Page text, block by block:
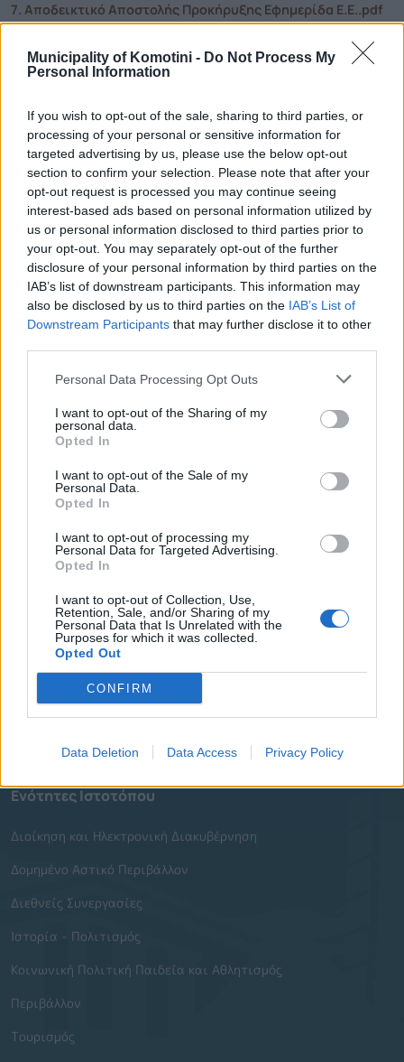
Municipality of Komotini - Do Not Process My
Personal Information
If you wish to opt-out of the sale, sharing to third parties, or
processing of your personal or sensitive information for
targeted advertising by us, please use the below opt-out
section to confirm your selection. Please note that after your
opt-out request is processed you may continue seeing
interest-based ads based on personal information utilized by
us or personal information disclosed to third parties prior to
your opt-out. You may separately opt-out of the further
disclosure of your personal information by third parties on the
IAB’s list of downstream participants. This information may
also be disclosed by us to third parties on the IAB’s List of
Downstream Participants that may further disclose it to other
Personal Data Processing Opt Outs
I want to opt-out of the Sharing of my
personal data.
Opted In
I want to opt-out of the Sale of my
Personal Data.
Opted In
I want to opt-out of processing my
Personal Data for Targeted Advertising.
Opted In
I want to opt-out of Collection, Use,
Retention, Sale, and/or Sharing of my
Personal Data that Is Unrelated with the
Purposes for which it was collected.
Opted Out
CONFIRM
Data Deletion Data Access Privacy Policy
7. Αποδεικτικό Αποστολής Προκήρυξης Εφημερίδα Ε.Ε..pdf
8. Προκήρυξη Δημοσιευμένη Εφημερίδα TED Ε.Ε..pdf
9. Περίληψη Διακήρυξης.pdf
Τηλεφωνικό Κέντρο
Τηλεφωνικό Κέντρο
25313-52400
FAX Δήμου
25310-22756
Γραφείο Δημάρχου
25310-82177
Κ.Ε.Π.
25310-83300
Κ.Α.Π.Η.
25310-22797
Νοσοκομείο
25310-22222
Αστυνομικό Τμήμα
25310-22100
Κ.Τ.Ε.Λ.
25310-22912
Ο.Σ.Ε.
25310-22650
Αρχ. Μουσείο
25310-22411
Γρήγορη Πλοήγηση
Ο Δήμαρχος
Αντιδήμαρχοι
Δημοτικό Συμβούλιο
Συλλογικά Όργανα Δήμου
Δημοτικές Κοινότητες
Υπηρεσίες του Δήμου
Οι Δημοτικές Επιχειρήσεις
Ενότητες Ιστοτόπου
Διοίκηση και Ηλεκτρονική Διακυβέρνηση
Δομημένο Αστικό Περιβάλλον
Διεθνείς Συνεργασίες
Ιστορία - Πολιτισμός
Κοινωνική Πολιτική Παιδεία και Αθλητισμός
Περιβάλλον
Τουρισμός